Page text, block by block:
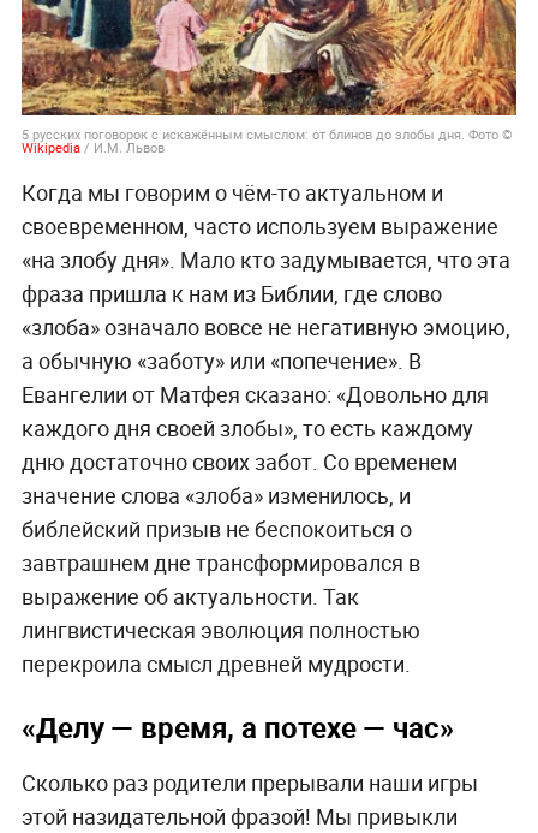
5 русских поговорок с искажённым смыслом: от блинов до злобы дня. Фото ©
Wikipedia/ И.М. Львов
Когда мы говорим о чём-то актуальном и
своевременном, часто используем выражение
«на злобу дня». Мало кто задумывается, что эта
фраза пришла к нам из Библии, где слово
«злоба» означало вовсе не негативную эмоцию,
а обычную «заботу» или «попечение». В
Евангелии от Матфея сказано: «Довольно для
каждого дня своей злобы», то есть каждому
дню достаточно своих забот. Со временем
значение слова «злоба» изменилось, и
библейский призыв не беспокоиться о
завтрашнем дне трансформировался в
выражение об актуальности. Так
лингвистическая эволюция полностью
перекроила смысл древней мудрости.
«Делу — время, а потехе — час»
Сколько раз родители прерывали наши игры
этой назидательной фразой! Мы привыкли